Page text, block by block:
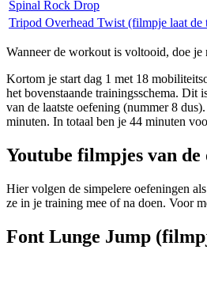
Spinal Rock Drop
Tripod Overhead Twist (filmpje laat de
Wanneer de workout is voltooid, doe je
Kortom je start dag 1 met 18
het bovenstaande trainingsschema. Dit
van de laatste oefening (nummer 8
minuten. In totaal ben je 44 minuten
Youtube filmpjes van de
Hier volgen de simpelere oefeningen
ze in je training mee of na doen. Voor
Font Lunge Jump